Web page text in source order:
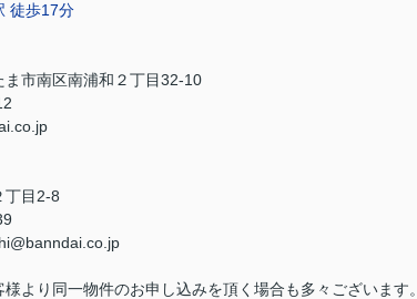
徒歩17分
ま市南区南浦和２丁目32-10
丁目2-8
より同一物件のお申し込みを頂く場合も多々ございます。